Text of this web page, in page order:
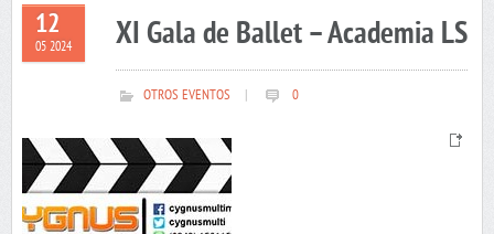
12
05 2024 XI Gala de Ballet – Academia LS
OTROS EVENTOS 0